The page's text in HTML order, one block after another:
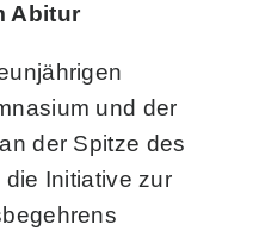
Abitur
und der
der Spitze des
Initiative zur